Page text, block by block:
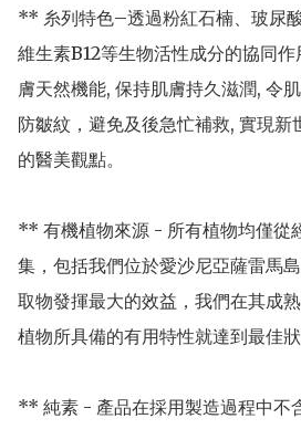
** 糸列特色–透過粉紅石楠、玻尿
維生素B12等生物活性成分的協同
膚天然機能, 保持肌膚持久滋潤, 令
防皺紋，避免及後急忙補救, 實現新
的醫美觀點。
** 有機植物來源 - 所有植物均僅從
集，包括我們位於愛沙尼亞薩雷馬
取物發揮最大的效益，我們在其成
植物所具備的有用特性就達到最佳狀
** 純素 - 產品在採用製造過程中不